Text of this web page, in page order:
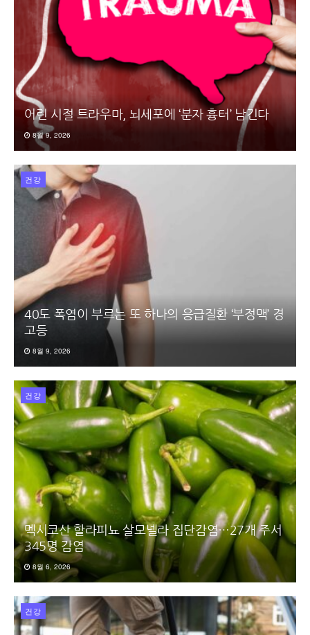
어린 시절 트라우마, 뇌세포에 ‘분자 흉터’ 남긴다
8월 9, 2026
건강
40도 폭염이 부르는 또 하나의 응급질환 ‘부정맥’ 경
고등
8월 9, 2026
건강
멕시코산 할라피뇨 살모넬라 집단감염…27개 주서
345명 감염
8월 6, 2026
건강